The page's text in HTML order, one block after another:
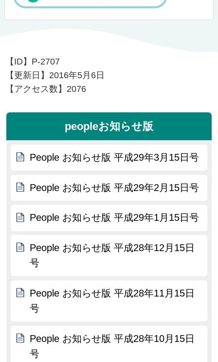
【ID】 P-2707
【更新日】 2016年5月6日
【アクセス数】 2076
peopleお知らせ版
People お知らせ版 平成29年3月15日号
People お知らせ版 平成29年2月15日号
People お知らせ版 平成29年1月15日号
People お知らせ版 平成28年12月15日
号
People お知らせ版 平成28年11月15日
号
People お知らせ版 平成28年10月15日
号